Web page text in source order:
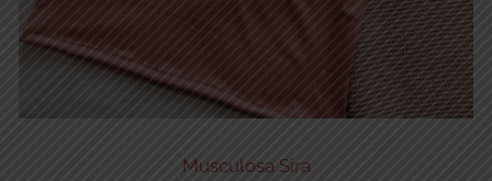
Musculosa Sira